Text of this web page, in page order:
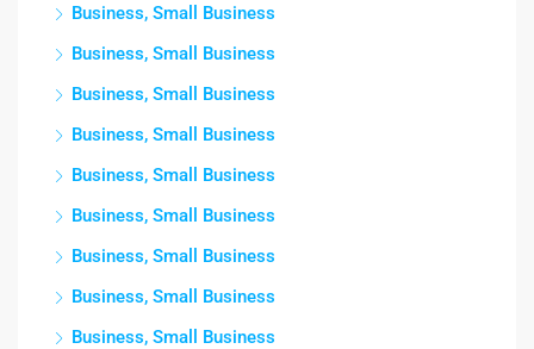
Business, Small Business
Business, Small Business
Business, Small Business
Business, Small Business
Business, Small Business
Business, Small Business
Business, Small Business
Business, Small Business
Business, Small Business